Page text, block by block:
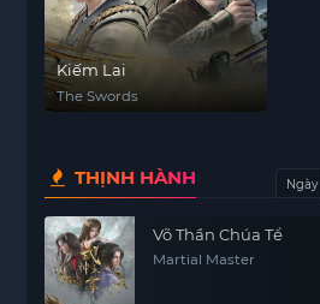
Kiếm Lai
The Swords
THỊNH HÀNH Ngày
Võ Thần Chúa Tể
Martial Master